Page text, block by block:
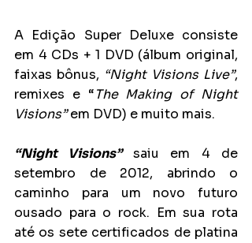
A Edição Super Deluxe consiste
em 4 CDs + 1 DVD (álbum original,
faixas bônus, “Night Visions Live”,
remixes e “The Making of Night
Visions” em DVD) e muito mais.
“Night Visions”
saiu em 4 de
setembro de 2012, abrindo o
caminho para um novo futuro
ousado para o rock. Em sua rota
até os sete certificados de platina